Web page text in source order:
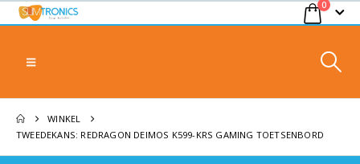
0
WINKEL
TWEEDEKANS: REDRAGON DEIMOS K599-KRS GAMING TOETSENBORD